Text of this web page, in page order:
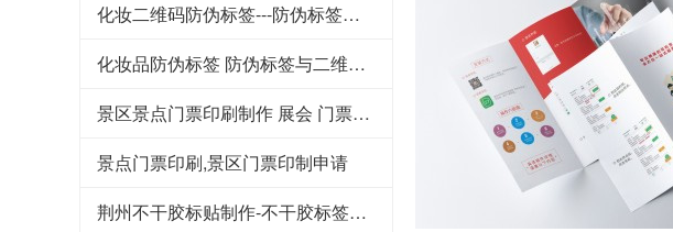
化妆二维码防伪标签---防伪标签后期方案制作
化妆品防伪标签 防伪标签与二维码标签相比优势对比
景区景点门票印刷制作 展会 门票印刷 入场券印刷
景点门票印刷,景区门票印制申请
荆州不干胶标贴制作-不干胶标签印刷的用途为什么这么广泛